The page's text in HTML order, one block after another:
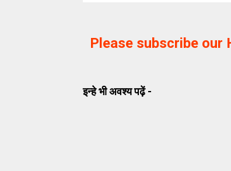
Please subscribe our
इन्हे भी अवश्य पढ़ें -